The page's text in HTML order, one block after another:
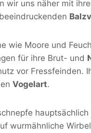
wir uns näher mit
wie Moore und
für ihre Brut- und
vor Fressfeinden.
Vogelart.
wurmähnliche